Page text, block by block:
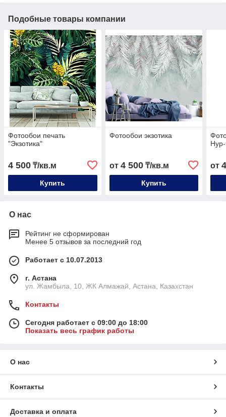
Подобные товары компании
Фотообои печать
"Экзотика"
4 500 ₸/кв.м
Купить
Фотообои экзотика
от 4 500₸/кв.м
Купить
от
О нас
Рейтинг не сформирован
Менее 5 отзывов за последний год
Работает с 10.07.2013
г. Астана
ул. Жамбыла, 10, ЖК Алмажай, Астана, Казахстан
Контакты
Сегодня работает с 09:00 до 18:00
Показать весь график работы
О нас
Контакты
Доставка и оплата